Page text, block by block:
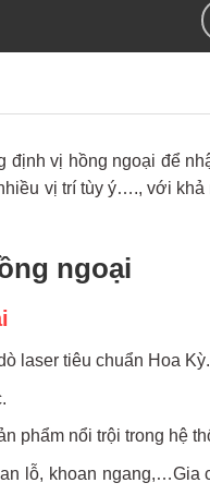
định vị hồng ngoại để
vị trí tùy ý…., với
ngoại
laser tiêu chuẩn Hoa Kỳ.
phẩm nổi trội trong hệ
lỗ, khoan ngang,…Gia